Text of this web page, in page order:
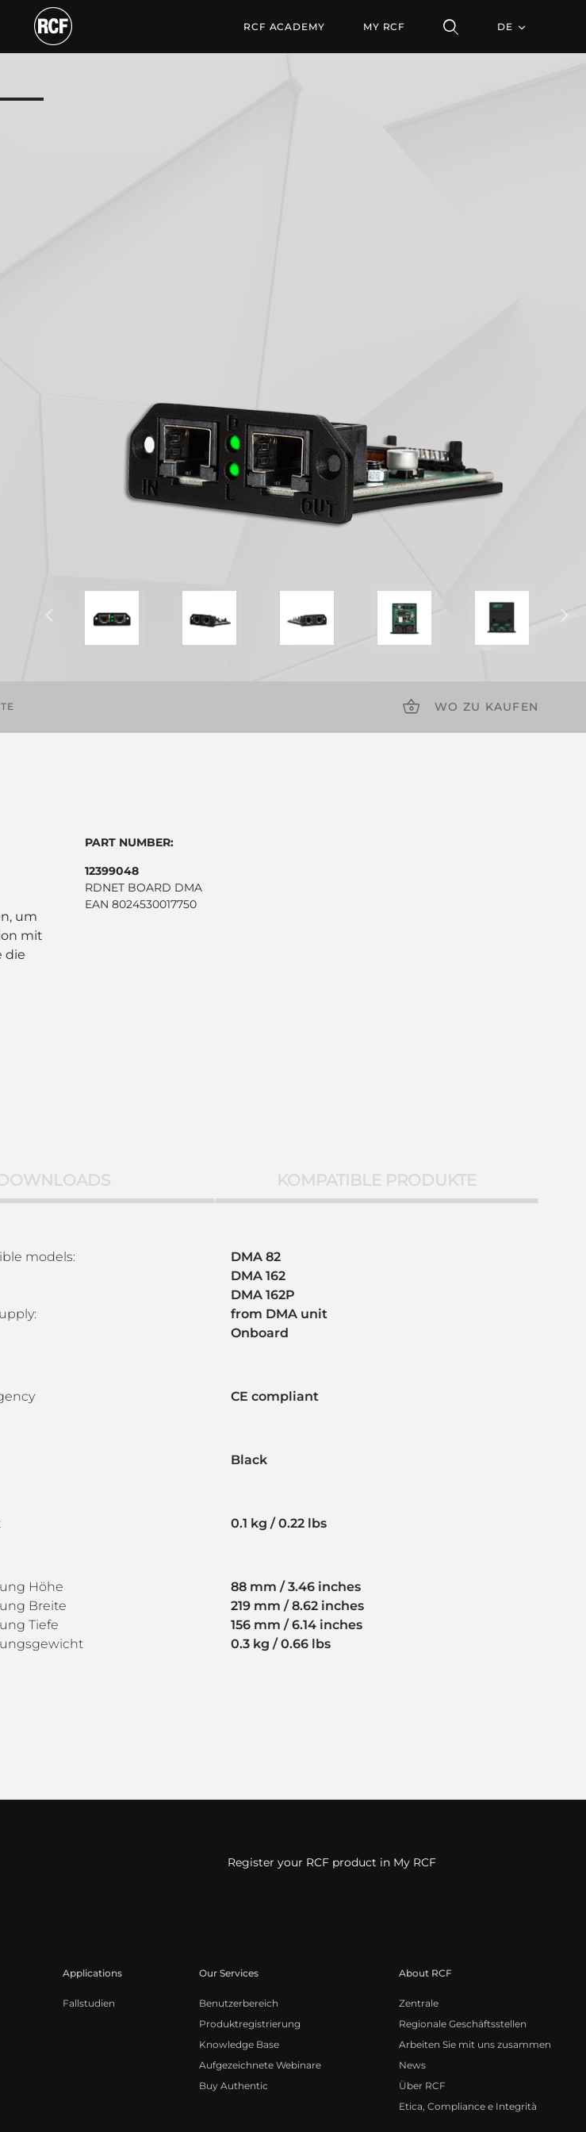
NETZWERK-PLATINE
RCF ACADEMY MY RCF DE
WO ZU KAUFEN
um
mit
die
PART NUMBER:
12399048
RDNET BOARD DMA
EAN 8024530017750
KOMPATIBLE PRODUKTE
models:
DMA 82
DMA 162
DMA 162P
from DMA unit
Onboard
CE compliant
Black
0.1 kg / 0.22 lbs
Höhe
88 mm / 3.46 inches
Breite
219 mm / 8.62 inches
Tiefe
156 mm / 6.14 inches
0.3 kg / 0.66 lbs
Register your RCF product in My RCF
Applications
Fallstudien
Our Services
Benutzerbereich
Produktregistrierung
Knowledge Base
Aufgezeichnete Webinare
Buy Authentic
About RCF
Zentrale
Regionale Geschäftsstellen
Arbeiten Sie mit uns zusammen
News
Über RCF
Etica, Compliance e Integrità